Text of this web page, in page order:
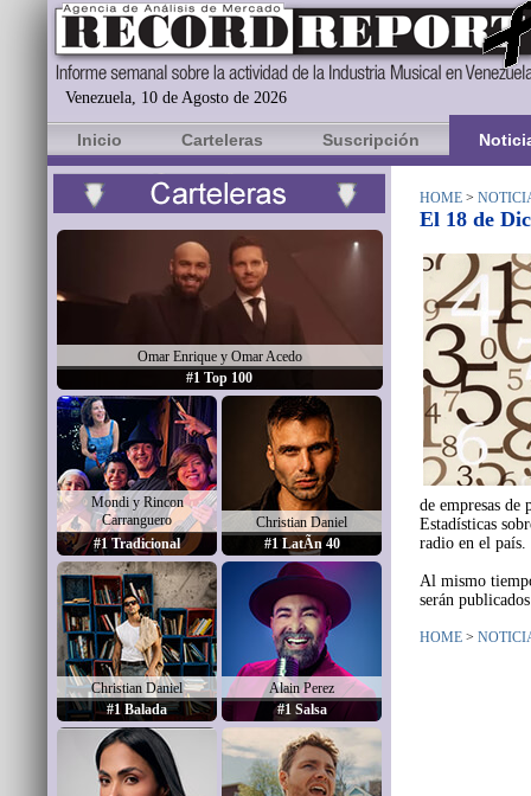
Venezuela, 10 de Agosto de 2026
Inicio Carteleras Suscripción
Omar Enrique y Omar Acedo
#1 Top 100
Mondi y Rincon
Carranguero
#1 Tradicional
Christian Daniel
#1 LatÃ­n 40
Christian Daniel
#1 Balada
Alain Perez
#1 Salsa
HOME >
El 18 de
de empresas de
Estadísticas
radio en el
Al mismo
serán
HOME >